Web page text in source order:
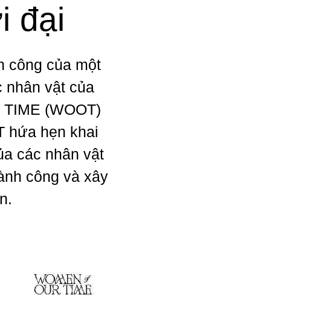
đại
công của một
vật của
(WOOT)
hứa hẹn khai
các nhân vật
công và xây